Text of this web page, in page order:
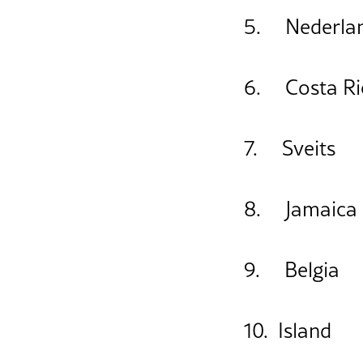
5.
6. Costa
7. Sveits
8. Jamaica
9. Belgia
10. Island